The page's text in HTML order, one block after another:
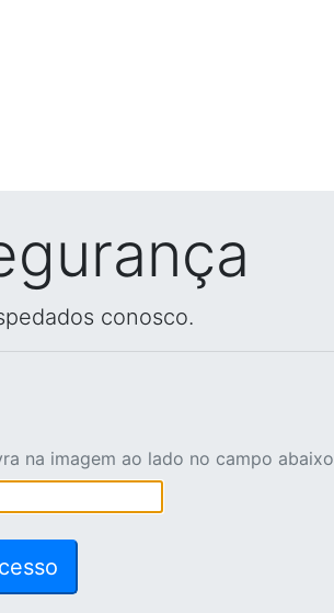
conosco.
na imagem ao lado no campo abaixo